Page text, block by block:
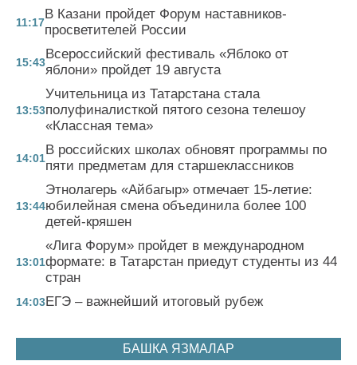
11:17
В Казани пройдет Форум наставников-
просветителей России
15:43
Всероссийский фестиваль «Яблоко от
яблони» пройдет 19 августа
13:53
Учительница из Татарстана стала
полуфиналисткой пятого сезона телешоу
«Классная тема»
14:01
В российских школах обновят программы по
пяти предметам для старшеклассников
13:44
Этнолагерь «Айбагыр» отмечает 15-летие:
юбилейная смена объединила более 100
детей-кряшен
13:01
«Лига Форум» пройдет в международном
формате: в Татарстан приедут студенты из 44
стран
14:03ЕГЭ – важнейший итоговый рубеж
БАШКА ЯЗМАЛАР